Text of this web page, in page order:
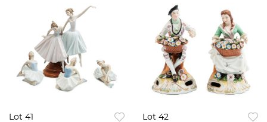
Lot 41 Lot 42